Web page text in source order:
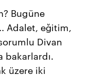
Bugüne
Adalet, eğitim,
Divan
bakarlardı.
üzere iki